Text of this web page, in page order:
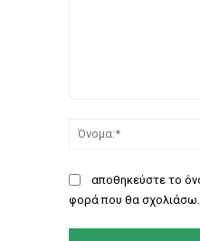
αποθηκεύστε το
φορά που θα σχολιάσω.